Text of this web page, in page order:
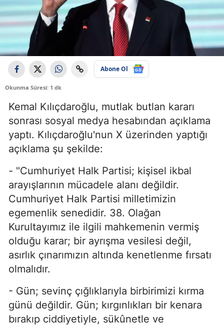
Abone Ol
Okunma Süresi: 1 dk
Kemal Kılıçdaroğlu, mutlak butlan kararı
sonrası sosyal medya hesabından açıklama
yaptı. Kılıçdaroğlu'nun X üzerinden yaptığı
açıklama şu şekilde:
- "Cumhuriyet Halk Partisi; kişisel ikbal
arayışlarının mücadele alanı değildir.
Cumhuriyet Halk Partisi milletimizin
egemenlik senedidir. 38. Olağan
Kurultayımız ile ilgili mahkemenin vermiş
olduğu karar; bir ayrışma vesilesi değil,
asırlık çınarımızın altında kenetlenme fırsatı
olmalıdır.
- Gün; sevinç çığlıklarıyla birbirimizi kırma
günü değildir. Gün; kırgınlıkları bir kenara
bırakıp ciddiyetiyle, sükûnetle ve